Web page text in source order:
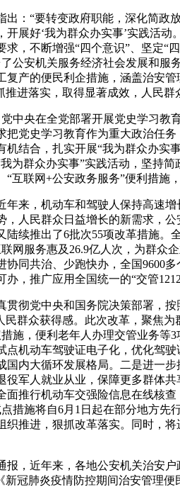
出：“要转变政府职能，深化简政
展好‘我为群众办实事’实践活
，不断增强“四个意识”、坚定“
公安机关服务经济社会发展和
复产的便民利企措施，涵盖治安
进落实，取得显著成效，人民群
中央在全党部署开展党史学习
把党史学习教育作为重大政治任
结合，扎实开展“我为群众办
为群众办实事”实践活动，坚持
互联网+公安政务服务”便利措施
来，机动车和驾驶人保持高速
，人民群众日益增长的新需求，
陆续推出了6批次55项改革措施
网服务惠及26.9亿人次，为群众
同共治、少跑快办，全国9600
，推广应用全国统一的“交管
贯彻党中央和国务院决策部署，
民群众获得感。此次改革，聚焦
施，便利老年人办理交管业务
机动车驾驶证电子化，优化驾
国内大循环发展格局。二是进一
军人就业从业，保障更多群体
推行机动车交强险信息在线核
措施将自6月1日起在部分地方
织推进，狠抓改革落实。同时，
报，近年来，各地公安机关治安
冠肺炎疫情防控期间治安管理